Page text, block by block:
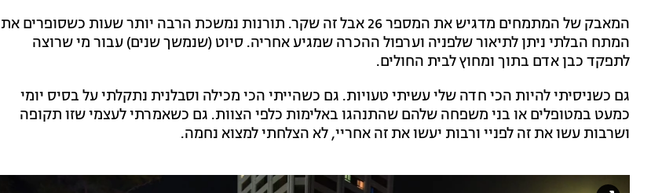
המאבק של המתמחים מדגיש את המספר 26 אבל זה שקר. תורנות נמשכת הרבה יותר שעות כשסופרים את
המתח הבלתי ניתן לתיאור שלפניה וערפול ההכרה שמגיע אחריה. סיוט (שנמשך שנים) עבור מי שרוצה
לתפקד כבן אדם בתוך ומחוץ לבית החולים.
גם כשניסיתי להיות הכי חדה שלי עשיתי טעויות. גם כשהייתי הכי מכילה וסבלנית נתקלתי על בסיס יומי
כמעט במטופלים או בני משפחה שלהם שהתנהגו באלימות כלפי הצוות. גם כשאמרתי לעצמי שזו תקופה
ושרבות עשו את זה לפניי ורבות יעשו את זה אחריי, לא הצלחתי למצוא נחמה.